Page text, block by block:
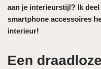
aan je interieurstijl? Ik
smartphone accessoires
interieur!
Een